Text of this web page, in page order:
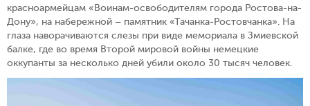
красноармейцам «Воинам-освободителям города Ростова-на-
Дону», на набережной – памятник «Тачанка-Ростовчанка». На
глаза наворачиваются слезы при виде мемориала в Змиевской
балке, где во время Второй мировой войны немецкие
оккупанты за несколько дней убили около 30 тысяч человек.